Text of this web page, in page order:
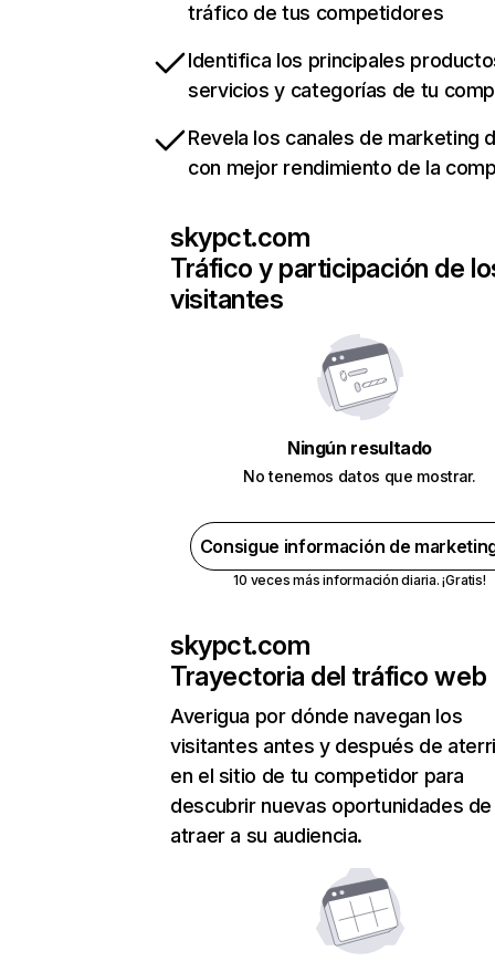
tráfico de tus competidores
Identifica los principales
servicios y categorías de tu
Revela los canales de marketing
con mejor rendimiento de la
skypct.com
Tráfico y participación de
visitantes
Ningún resultado
No tenemos datos que mostrar.
Consigue información de
10 veces más información diaria. ¡Gratis!
skypct.com
Trayectoria del tráfico web
Averigua por dónde navegan los
visitantes antes y después de
en el sitio de tu competidor para
descubrir nuevas oportunidades de
atraer a su audiencia.